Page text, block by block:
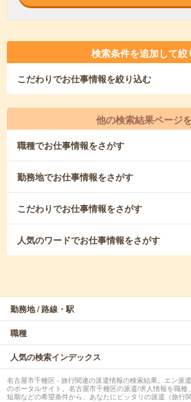
検索条件を追加して絞
こだわりでお仕事情報を絞り込む
他の検索結果ページ
職種でお仕事情報をさがす
勤務地でお仕事情報をさがす
こだわりでお仕事情報をさがす
人気のワードでお仕事情報をさがす
勤務地 / 路線・駅
職種
人気の検索インデックス
名古屋市千種区 - 旅行関連の派遣情報の検索結果。エン派
のポータルサイト。名古屋市千種区の派遣/求人情報を職種
短期などの希望条件から、あなたにピッタリの派遣（旅行